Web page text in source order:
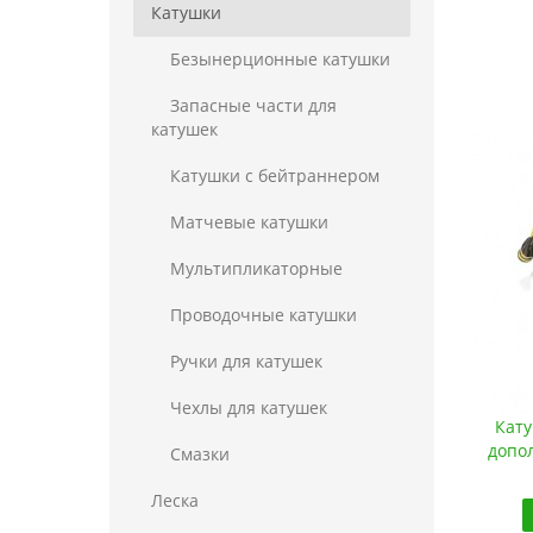
Катушки
Безынерционные катушки
Запасные части для
катушек
Катушки с бейтраннером
Матчевые катушки
Мультипликаторные
Проводочные катушки
Ручки для катушек
Чехлы для катушек
Смазки
Леска